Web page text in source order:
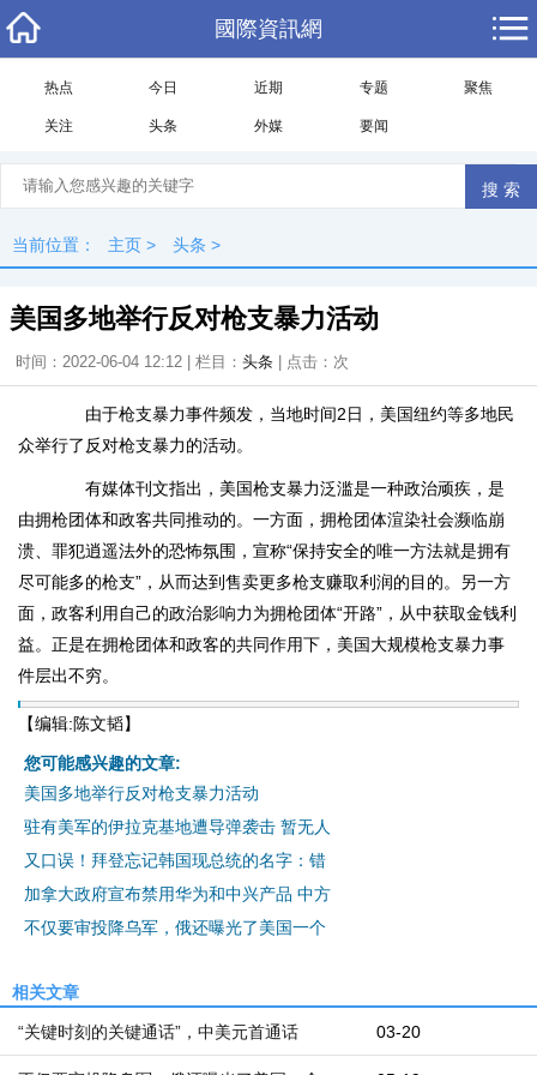
國際資訊網
热点 今日 近期 专题 聚焦
关注 头条 外媒 要闻
当前位置： 主页 > 头条 >
美国多地举行反对枪支暴力活动
时间：2022-06-04 12:12 | 栏目： 头条 | 点击： 次
由于枪支暴力事件频发，当地时间2日，美国纽约等多地民
众举行了反对枪支暴力的活动。
有媒体刊文指出，美国枪支暴力泛滥是一种政治顽疾，是
由拥枪团体和政客共同推动的。一方面，拥枪团体渲染社会濒临崩
溃、罪犯逍遥法外的恐怖氛围，宣称“保持安全的唯一方法就是拥有
尽可能多的枪支”，从而达到售卖更多枪支赚取利润的目的。另一方
面，政客利用自己的政治影响力为拥枪团体“开路”，从中获取金钱利
益。正是在拥枪团体和政客的共同作用下，美国大规模枪支暴力事
件层出不穷。
【编辑:陈文韬】
您可能感兴趣的文章:
美国多地举行反对枪支暴力活动
驻有美军的伊拉克基地遭导弹袭击 暂无人
又口误！拜登忘记韩国现总统的名字：错
加拿大政府宣布禁用华为和中兴产品 中方
不仅要审投降乌军，俄还曝光了美国一个
相关文章
03-20
“关键时刻的关键通话”，中美元首通话